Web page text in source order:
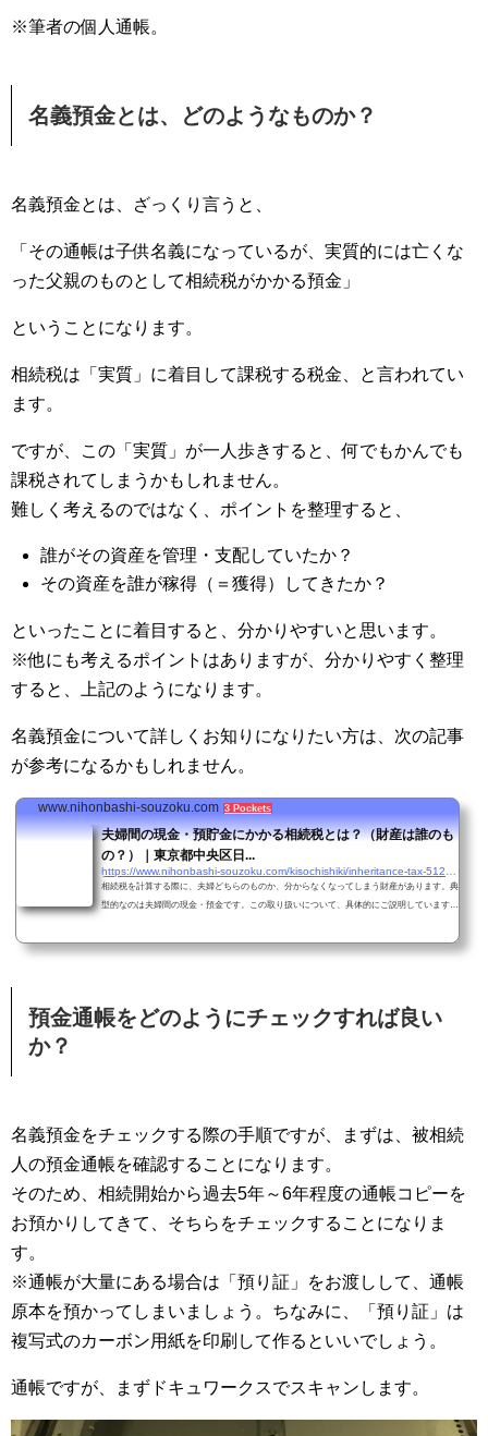
※筆者の個人通帳。
名義預金とは、どのようなものか？
名義預金とは、ざっくり言うと、
「その通帳は子供名義になっているが、実質的には亡くな
った父親のものとして相続税がかかる預金」
ということになります。
相続税は「実質」に着目して課税する税金、と言われてい
ます。
ですが、この「実質」が一人歩きすると、何でもかんでも
課税されてしまうかもしれません。
難しく考えるのではなく、ポイントを整理すると、
誰がその資産を管理・支配していたか？
その資産を誰が稼得（＝獲得）してきたか？
といったことに着目すると、分かりやすいと思います。
※他にも考えるポイントはありますが、分かりやすく整理
すると、上記のようになります。
名義預金について詳しくお知りになりたい方は、次の記事
が参考になるかもしれません。
www.nihonbashi-souzoku.com 3 Pockets
夫婦間の現金・預貯金にかかる相続税とは？（財産は誰のも
の？）｜東京都中央区日...
相続税を計算する際に、夫婦どちらのものか、分からなくなってしまう財産があります。典
型的なのは夫婦間の現金・預金です。この取り扱いについて、具体的にご説明しています。
預金通帳をどのようにチェックすれば良い
か？
名義預金をチェックする際の手順ですが、まずは、被相続
人の預金通帳を確認することになります。
そのため、相続開始から過去5年～6年程度の通帳コピーを
お預かりしてきて、そちらをチェックすることになりま
す。
※通帳が大量にある場合は「預り証」をお渡しして、通帳
原本を預かってしまいましょう。ちなみに、「預り証」は
複写式のカーボン用紙を印刷して作るといいでしょう。
通帳ですが、まずドキュワークスでスキャンします。